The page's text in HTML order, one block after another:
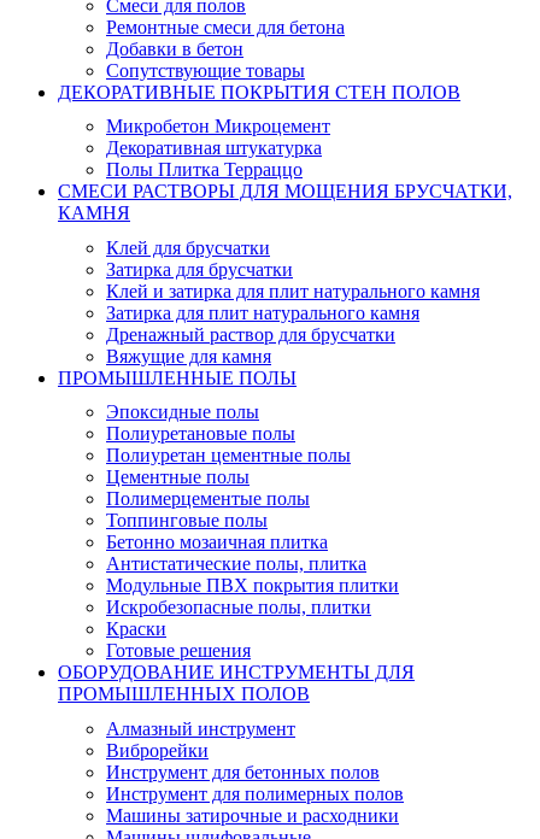
Смеси для полов
Ремонтные смеси для бетона
Добавки в бетон
Сопутствующие товары
ДЕКОРАТИВНЫЕ ПОКРЫТИЯ СТЕН ПОЛОВ
Микробетон Микроцемент
Декоративная штукатурка
Полы Плитка Терраццо
СМЕСИ РАСТВОРЫ ДЛЯ МОЩЕНИЯ БРУСЧАТКИ,
КАМНЯ
Клей для брусчатки
Затирка для брусчатки
Клей и затирка для плит натурального камня
Затирка для плит натурального камня
Дренажный раствор для брусчатки
Вяжущие для камня
ПРОМЫШЛЕННЫЕ ПОЛЫ
Эпоксидные полы
Полиуретановые полы
Полиуретан цементные полы
Цементные полы
Полимерцементые полы
Топпинговые полы
Бетонно мозаичная плитка
Антистатические полы, плитка
Модульные ПВХ покрытия плитки
Искробезопасные полы, плитки
Краски
Готовые решения
ОБОРУДОВАНИЕ ИНСТРУМЕНТЫ ДЛЯ
ПРОМЫШЛЕННЫХ ПОЛОВ
Алмазный инструмент
Виброрейки
Инструмент для бетонных полов
Инструмент для полимерных полов
Машины затирочные и расходники